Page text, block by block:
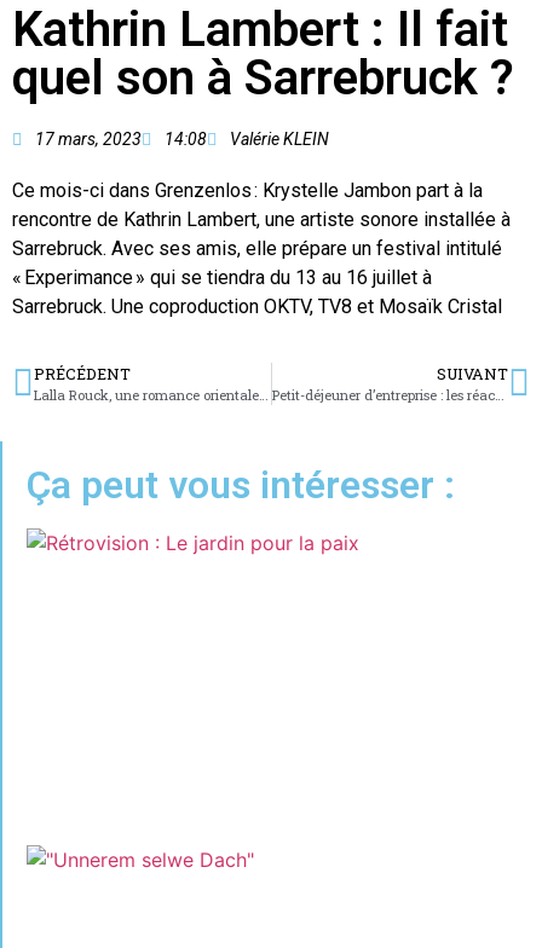
Kathrin Lambert : Il fait
quel son à Sarrebruck ?
17 mars, 2023 14:08 Valérie KLEIN
Ce mois-ci dans Grenzenlos : Krystelle Jambon part à la
rencontre de Kathrin Lambert, une artiste sonore installée à
Sarrebruck. Avec ses amis, elle prépare un festival intitulé
« Experimance » qui se tiendra du 13 au 16 juillet à
Sarrebruck. Une coproduction OKTV, TV8 et Mosaïk Cristal
PRÉCÉDENT
Lalla Rouck, une romance orientale pour la classe de chant lyrique
SUIVANT
Petit-déjeuner d’entreprise : les réactions
Ça peut vous intéresser :